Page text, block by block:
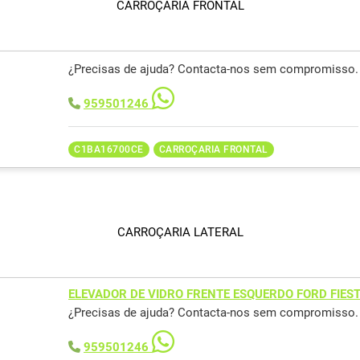
CARROÇARIA FRONTAL
¿Precisas de ajuda? Contacta-nos sem compromisso.
959501246
C1BA16700CE CARROÇARIA FRONTAL
CARROÇARIA LATERAL
ELEVADOR DE VIDRO FRENTE ESQUERDO FORD
¿Precisas de ajuda? Contacta-nos sem compromisso.
959501246